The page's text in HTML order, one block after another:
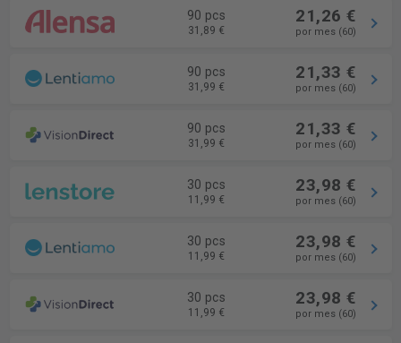
90 pcs
31,89 €
21,26 €
por mes (60)
90 pcs
31,99 €
21,33 €
por mes (60)
90 pcs
31,99 €
21,33 €
por mes (60)
30 pcs
11,99 €
23,98 €
por mes (60)
30 pcs
11,99 €
23,98 €
por mes (60)
30 pcs
11,99 €
23,98 €
por mes (60)